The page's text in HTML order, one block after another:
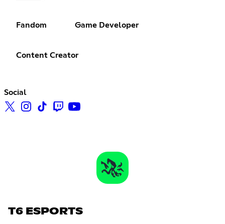
Fandom Game Developer
Content Creator
Social
T6 ESPORTS